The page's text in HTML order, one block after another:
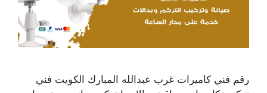
رقم فني كاميرات غرب عبدالله المبارك الكويت فني